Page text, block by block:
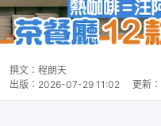
撰文： 程朗天
出版： 2026-07-29 11:02 更新：